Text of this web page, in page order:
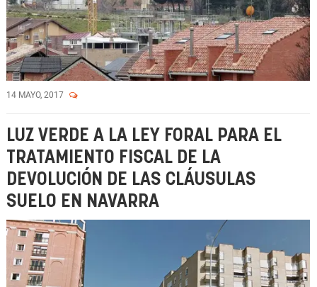
14 MAYO, 2017
LUZ VERDE A LA LEY FORAL PARA EL
TRATAMIENTO FISCAL DE LA
DEVOLUCIÓN DE LAS CLÁUSULAS
SUELO EN NAVARRA